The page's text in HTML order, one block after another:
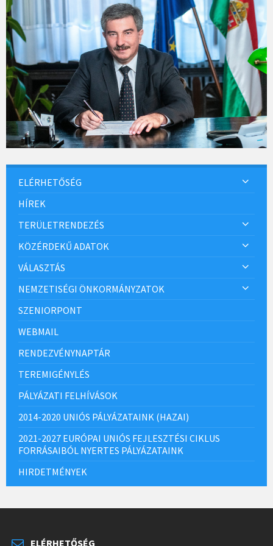
ELÉRHETŐSÉG
HÍREK
TERÜLETRENDEZÉS
KÖZÉRDEKŰ ADATOK
VÁLASZTÁS
NEMZETISÉGI ÖNKORMÁNYZATOK
SZENIORPONT
WEBMAIL
RENDEZVÉNYNAPTÁR
TEREMIGÉNYLÉS
PÁLYÁZATI FELHÍVÁSOK
2014-2020 UNIÓS PÁLYÁZATAINK (HAZAI)
2021-2027 EURÓPAI UNIÓS FEJLESZTÉSI CIKLUS
FORRÁSAIBÓL NYERTES PÁLYÁZATAINK
HIRDETMÉNYEK
ELÉRHETŐSÉG